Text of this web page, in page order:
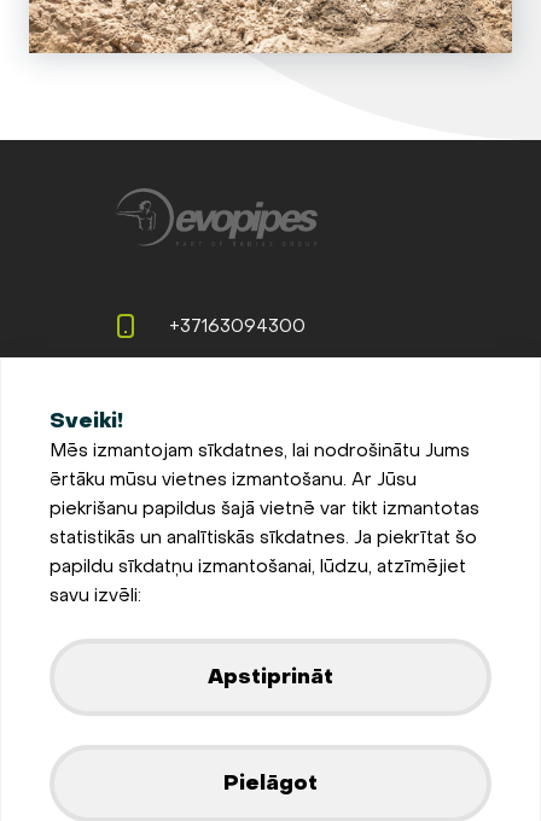
Sveiki!
Mēs izmantojam sīkdatnes, lai nodrošinātu Jums
ērtāku mūsu vietnes izmantošanu. Ar Jūsu
piekrišanu papildus šajā vietnē var tikt izmantotas
statistikās un analītiskās sīkdatnes. Ja piekrītat šo
papildu sīkdatņu izmantošanai, lūdzu, atzīmējiet
savu izvēli:
Apstiprināt
Pielāgot
+37163094300
LV-3002, Latvija
Pieteikties jaunumiem
Sīkdatņu iestatījumi
Privātuma un sīkdatņu
Izstrādājis